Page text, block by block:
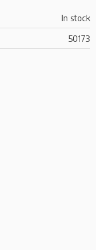
In stock
50173